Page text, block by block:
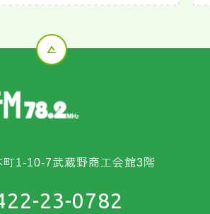
町1-10-7武蔵野商工会館3階
23-0782